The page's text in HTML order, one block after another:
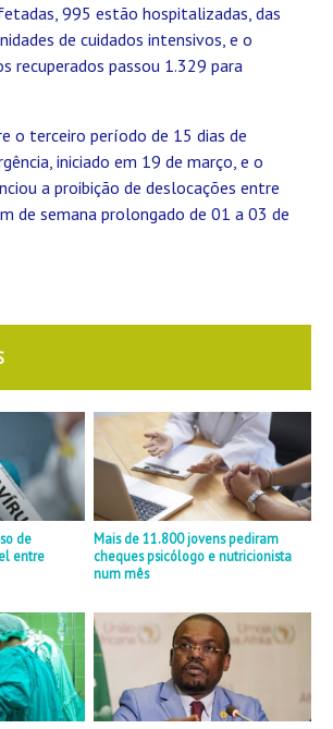
995 estão hospitalizadas, das
de cuidados intensivos, e o
recuperados passou 1.329 para
o terceiro período de 15 dias de
iniciado em 19 de março, e o
a proibição de deslocações entre
de semana prolongado de 01 a 03 de
de
entre
Mais de 11.800 jovens pediram
cheques psicólogo e nutricionista
num mês